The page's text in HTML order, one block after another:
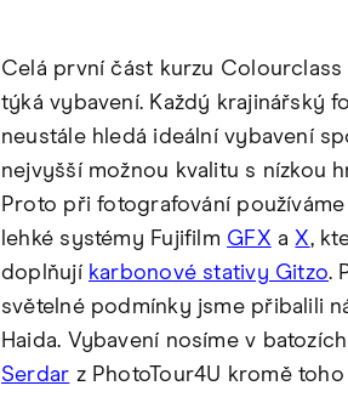
Celá první část kurzu Colourclass
týká vybavení. Každý krajinářský
neustále hledá ideální vybavení
nejvyšší možnou kvalitu s nízkou
Proto při fotografování
lehké systémy Fujifilm GFX aX,
doplňují karbonové stativy Gitzo.
světelné podmínky jsme přibalili
Haida. Vybavení nosíme v
Serdar z PhotoTour4U kromě